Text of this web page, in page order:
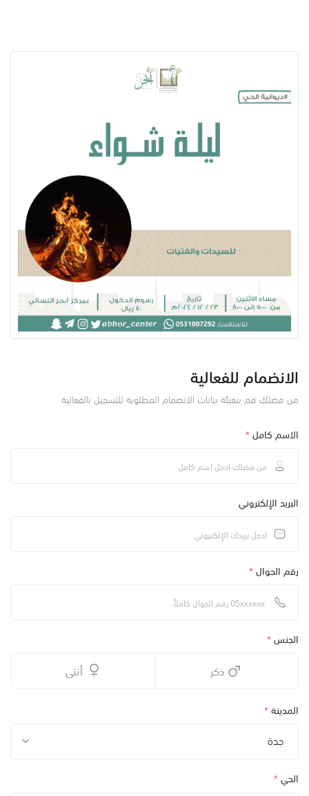
الانضمام للفعالية
من فضلك قم بتعبئة بيانات الانضمام المطلوبة للتسجيل بالفعالية
الاسم كامل*
البريد الإلكتروني
رقم الجوال*
الجنس*
ذكر أنثى
المدينة*
جدة
الحي*